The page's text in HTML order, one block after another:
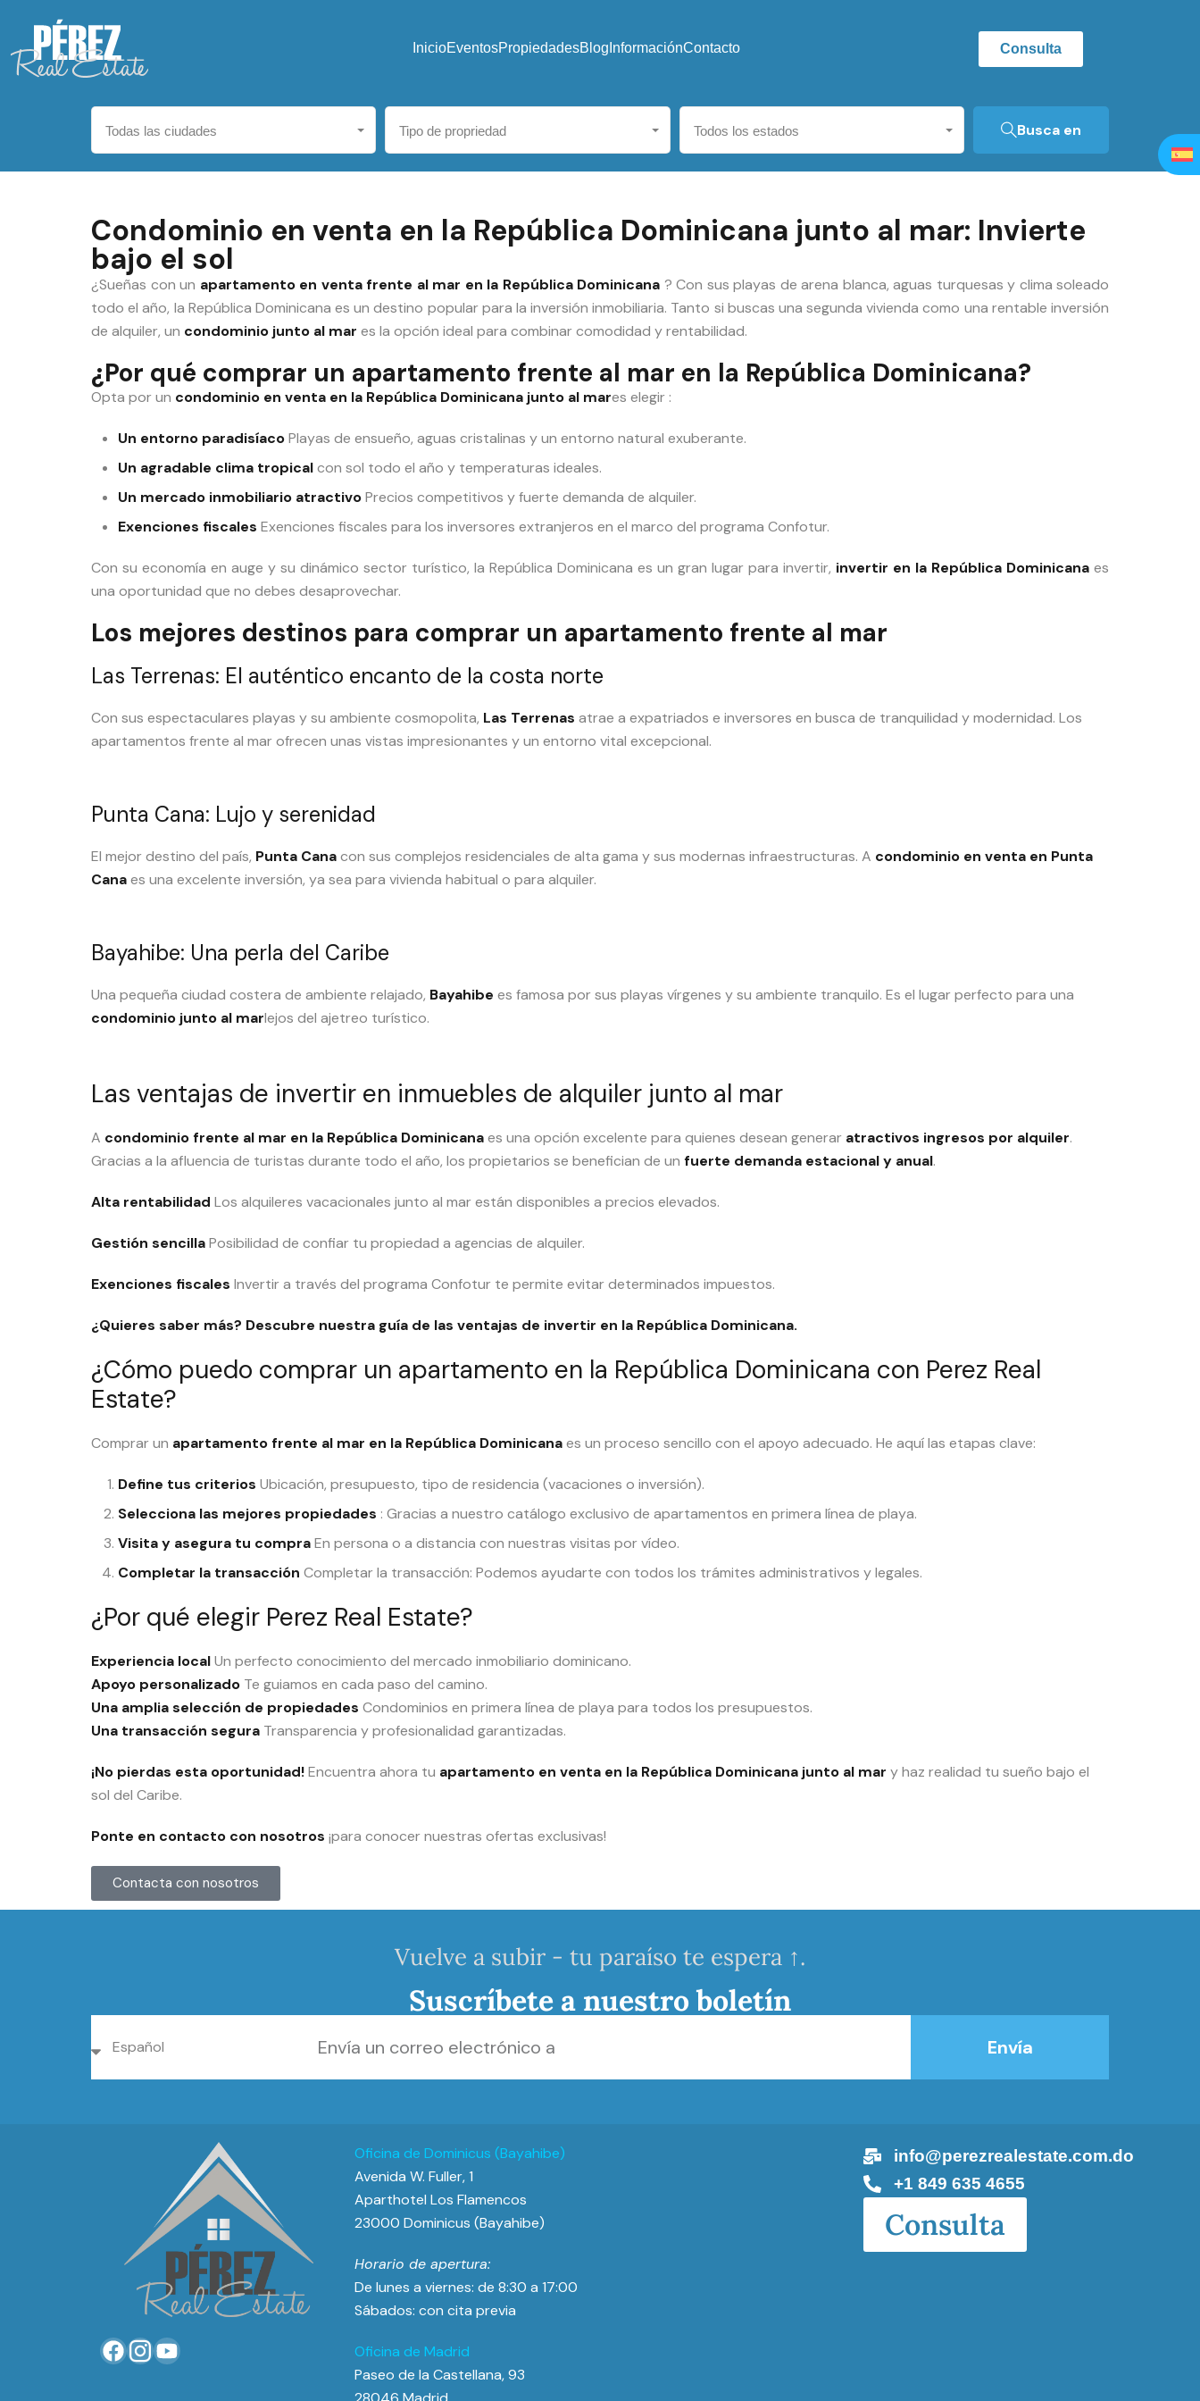
InicioEventosPropiedadesBlog InformaciónContacto Consulta
Todas las ciudades Tipo de propriedad Todos los estados Busca en
Condominio en venta en la República Dominicana junto al mar: Invierte
bajo el sol
¿Sueñas con un apartamento en venta frente al mar en la República Dominicana ? Con sus playas de arena blanca, aguas turquesas y clima soleado
todo el año, la República Dominicana es un destino popular para la inversión inmobiliaria. Tanto si buscas una segunda vivienda como una rentable inversión
de alquiler, un condominio junto al mar es la opción ideal para combinar comodidad y rentabilidad.
¿Por qué comprar un apartamento frente al mar en la República Dominicana?
Opta por un condominio en venta en la República Dominicana junto al mares elegir :
Un entorno paradisíacoPlayas de ensueño, aguas cristalinas y un entorno natural exuberante.
Un agradable clima tropicalcon sol todo el año y temperaturas ideales.
Un mercado inmobiliario atractivoPrecios competitivos y fuerte demanda de alquiler.
Exenciones fiscales Exenciones fiscales para los inversores extranjeros en el marco del programa Confotur.
Con su economía en auge y su dinámico sector turístico, la República Dominicana es un gran lugar para invertir, invertir en la República Dominicana es
una oportunidad que no debes desaprovechar.
Los mejores destinos para comprar un apartamento frente al mar
Las Terrenas: El auténtico encanto de la costa norte
Con sus espectaculares playas y su ambiente cosmopolita, Las Terrenas atrae a expatriados e inversores en busca de tranquilidad y modernidad. Los
apartamentos frente al mar ofrecen unas vistas impresionantes y un entorno vital excepcional.
Punta Cana: Lujo y serenidad
El mejor destino del país, Punta Canacon sus complejos residenciales de alta gama y sus modernas infraestructuras. A condominio en venta en Punta
Canaes una excelente inversión, ya sea para vivienda habitual o para alquiler.
Bayahibe: Una perla del Caribe
Una pequeña ciudad costera de ambiente relajado, Bayahibe es famosa por sus playas vírgenes y su ambiente tranquilo. Es el lugar perfecto para una
condominio junto al marlejos del ajetreo turístico.
Las ventajas de invertir en inmuebles de alquiler junto al mar
A condominio frente al mar en la República Dominicanaes una opción excelente para quienes desean generar atractivos ingresos por alquiler.
Gracias a la afluencia de turistas durante todo el año, los propietarios se benefician de un fuerte demanda estacional y anual.
Alta rentabilidad Los alquileres vacacionales junto al mar están disponibles a precios elevados.
Gestión sencillaPosibilidad de confiar tu propiedad a agencias de alquiler.
Exenciones fiscales Invertir a través del programa Confotur te permite evitar determinados impuestos.
¿Quieres saber más? Descubre nuestra guía de las ventajas de invertir en la República Dominicana.
¿Cómo puedo comprar un apartamento en la República Dominicana con Perez Real
Estate?
Comprar un apartamento frente al mar en la República Dominicanaes un proceso sencillo con el apoyo adecuado. He aquí las etapas clave:
Define tus criterios Ubicación, presupuesto, tipo de residencia (vacaciones o inversión).
Selecciona las mejores propiedades : Gracias a nuestro catálogo exclusivo de apartamentos en primera línea de playa.
Visita y asegura tu compraEn persona o a distancia con nuestras visitas por vídeo.
Completar la transacción Completar la transacción: Podemos ayudarte con todos los trámites administrativos y legales.
¿Por qué elegir Perez Real Estate?
Experiencia localUn perfecto conocimiento del mercado inmobiliario dominicano.
Apoyo personalizado Te guiamos en cada paso del camino.
Una amplia selección de propiedades Condominios en primera línea de playa para todos los presupuestos.
Una transacción segura Transparencia y profesionalidad garantizadas.
¡No pierdas esta oportunidad!Encuentra ahora tu apartamento en venta en la República Dominicana junto al mar y haz realidad tu sueño bajo el
sol del Caribe.
Ponte en contacto con nosotros ¡para conocer nuestras ofertas exclusivas!
Contacta con nosotros
Vuelve a subir - tu paraíso te espera ↑.
Suscríbete a nuestro boletín
Envía
Oficina de Dominicus (Bayahibe)
Avenida W. Fuller, 1
Aparthotel Los Flamencos
23000 Dominicus (Bayahibe)
Horario de apertura:
De lunes a viernes: de 8:30 a 17:00
Sábados: con cita previa
Oficina de Madrid
Paseo de la Castellana, 93
info@perezrealestate.com.do
+1 849 635 4655
Consulta